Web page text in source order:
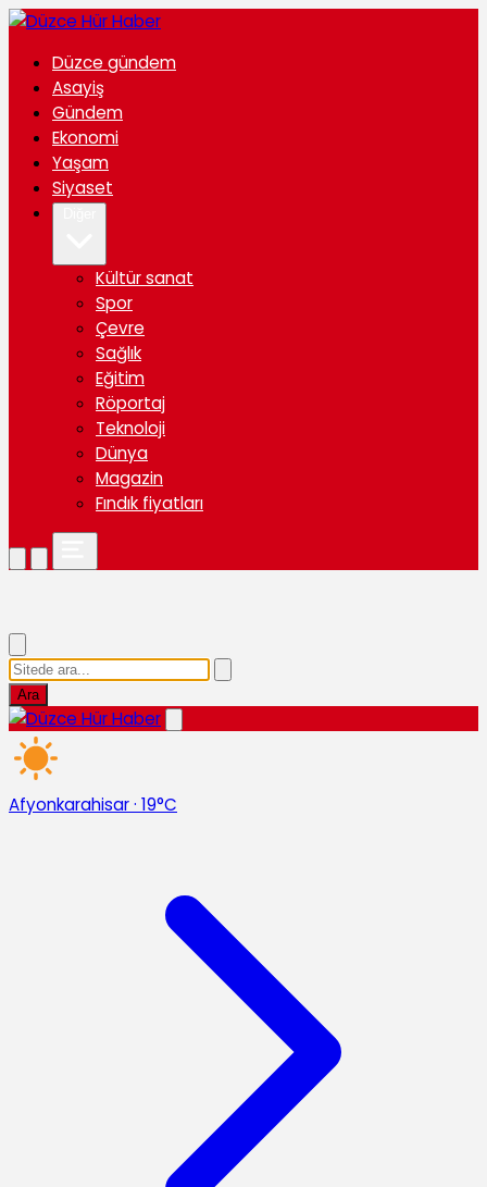
Düzce gündem
Asayiş
Gündem
Ekonomi
Yaşam
Siyaset
Kültür sanat
Spor
Çevre
Sağlık
Eğitim
Röportaj
Teknoloji
Dünya
Magazin
Fındık fiyatları
Ara
Afyonkarahisar· 19°C